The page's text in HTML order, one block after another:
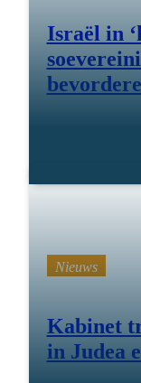
Israël in
Nieuws
Kabinet
in Judea